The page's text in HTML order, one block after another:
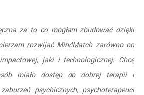
za to co mogłam zbudować dzięki
rozwijać MindMatch zarówno od
jaki i technologicznej. Chcę
miało dostęp do dobrej terapii i
psychicznych, psychoterapeuci